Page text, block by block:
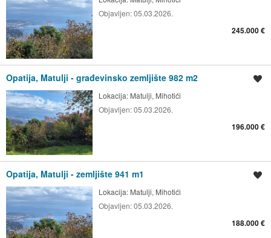
Objavljen:05.03.2026.
245.000 €
Opatija, Matulji - građevinsko zemljište 982 m2
Lokacija: Matulji, Mihotići
Objavljen:05.03.2026.
196.000 €
Opatija, Matulji - zemljište 941 m1
Lokacija: Matulji, Mihotići
Objavljen:05.03.2026.
188.000 €